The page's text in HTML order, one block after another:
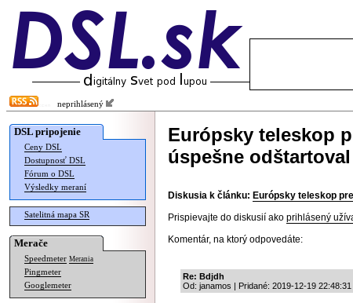
neprihlásený
DSL pripojenie
Ceny DSL
Dostupnosť DSL
Fórum o DSL
Výsledky meraní
Satelitná mapa SR
Merače
Speedmeter Merania
Pingmeter
Googlemeter
Európsky teleskop
úspešne odštartoval
Diskusia k článku: Európsky teleskop
Prispievajte do diskusií ako prihlásený
Komentár, na ktorý odpovedáte:
Re: Bdjdh
Od: janamos | Pridané: 2019-12-19 22:48:31